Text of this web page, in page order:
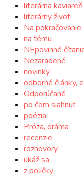
literárna kaviareň
literárny život
Na pokračovanie
na tému
NEpovinné
Nezaradené
novinky
odborné články,
Odporúčané
po čom siahnuť
poézia
Próza, dráma
recenzie
rozhovory
ukáž sa
z poličky